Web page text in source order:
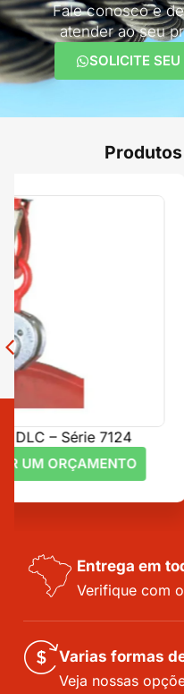
Fale conosco e
atender ao seu
SOLICITE
Entrega em
Verifique com
Varias formas
Veja nossas
Gancho Soldável
QUERO